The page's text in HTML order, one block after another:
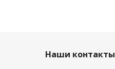
Наши контакты